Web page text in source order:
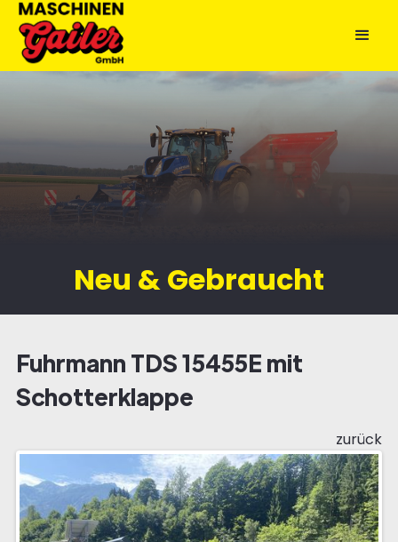
Neu & Gebraucht
Fuhrmann TDS 15455E mit
Schotterklappe
zurück